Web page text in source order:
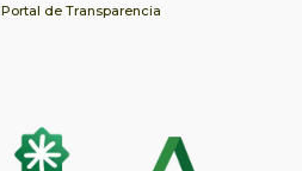
Portal de Transparencia